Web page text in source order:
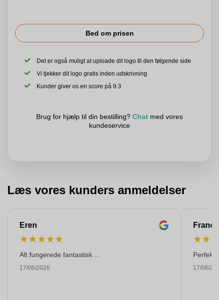
Bed om prisen
Det er også muligt at uploade dit logo til den følgende side
Vi tjekker dit logo gratis inden udskrivning
Kunder giver os en score på 9.3
Brug for hjælp til din bestilling? Chat med vores
kundeservice
Læs vores kunders anmeldelser
Eren
★★★★★
Alt fungerede fantastisk ...
17/06/2026
★★
17/06/